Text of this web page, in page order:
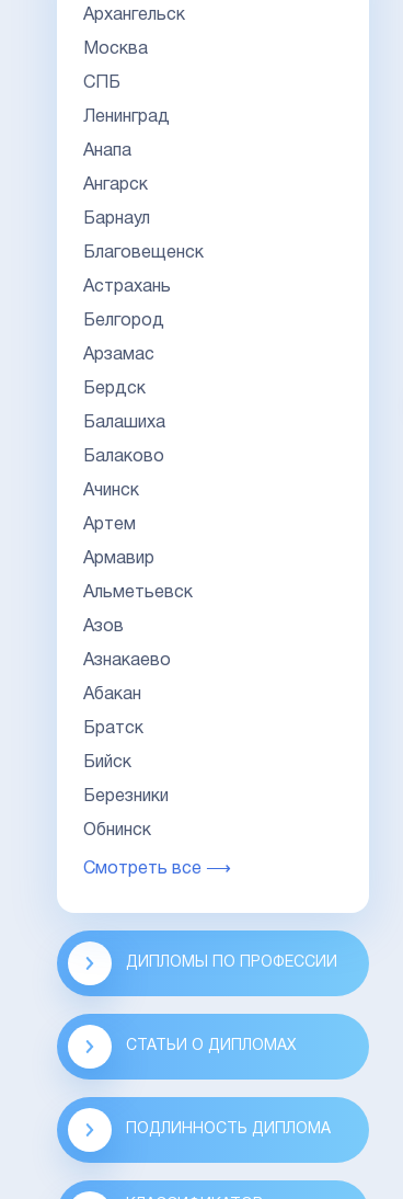
Архангельск
Москва
СПБ
Ленинград
Анапа
Ангарск
Барнаул
Благовещенск
Астрахань
Белгород
Арзамас
Бердск
Балашиха
Балаково
Ачинск
Артем
Армавир
Альметьевск
Азов
Азнакаево
Абакан
Братск
Бийск
Березники
Обнинск
Смотреть все ⟶
ДИПЛОМЫ ПО ПРОФЕССИИ
СТАТЬИ О ДИПЛОМАХ
ПОДЛИННОСТЬ ДИПЛОМА
Акция
Диплом специалиста 2014-2026
НОВОГО ОБРАЗЦА
23000